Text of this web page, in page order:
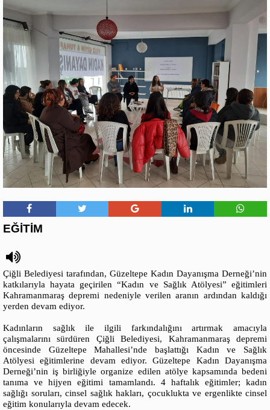
EĞİTİM
Çiğli Belediyesi tarafından, Güzeltepe Kadın Dayanışma Derneği’nin
katkılarıyla hayata geçirilen “Kadın ve Sağlık Atölyesi” eğitimleri
Kahramanmaraş depremi nedeniyle verilen aranın ardından kaldığı
yerden devam ediyor.
Kadınların sağlık ile ilgili farkındalığını artırmak amacıyla
çalışmalarını sürdüren Çiğli Belediyesi, Kahramanmaraş depremi
öncesinde Güzeltepe Mahallesi’nde başlattığı Kadın ve Sağlık
Atölyesi eğitimlerine devam ediyor. Güzeltepe Kadın Dayanışma
Derneği’nin iş birliğiyle organize edilen atölye kapsamında bedeni
tanıma ve hijyen eğitimi tamamlandı. 4 haftalık eğitimler; kadın
sağlığı soruları, cinsel sağlık hakları, çocuklukta ve ergenlikte cinsel
eğitim konularıyla devam edecek.